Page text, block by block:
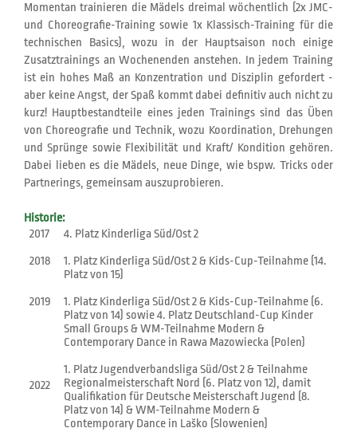
Momentan trainieren die Mädels dreimal wöchentlich (2x JMC-
und Choreografie-Training sowie 1x Klassisch-Training für die
technischen Basics), wozu in der Hauptsaison noch einige
Zusatztrainings an Wochenenden anstehen. In jedem Training
ist ein hohes Maß an Konzentration und Disziplin gefordert -
aber keine Angst, der Spaß kommt dabei definitiv auch nicht zu
kurz! Hauptbestandteile eines jeden Trainings sind das Üben
von Choreografie und Technik, wozu Koordination, Drehungen
und Sprünge sowie Flexibilität und Kraft/ Kondition gehören.
Dabei lieben es die Mädels, neue Dinge, wie bspw. Tricks oder
Partnerings, gemeinsam auszuprobieren.
Historie:
2017
4. Platz Kinderliga Süd/Ost 2
2018
1. Platz Kinderliga Süd/Ost 2 & Kids-Cup-Teilnahme (14.
Platz von 15)
2019
1. Platz Kinderliga Süd/Ost 2 & Kids-Cup-Teilnahme (6.
Platz von 14) sowie 4. Platz Deutschland-Cup Kinder
Small Groups & WM-Teilnahme Modern &
Contemporary Dance in Rawa Mazowiecka (Polen)
2022
1. Platz Jugendverbandsliga Süd/Ost 2 & Teilnahme
Regionalmeisterschaft Nord (6. Platz von 12), damit
Qualifikation für Deutsche Meisterschaft Jugend (8.
Platz von 14) & WM-Teilnahme Modern &
Contemporary Dance in Laško (Slowenien)